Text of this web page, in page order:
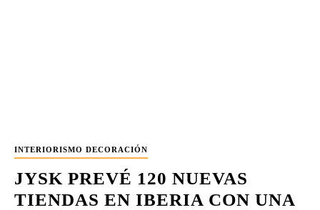
INTERIORISMO DECORACIÓN
JYSK PREVÉ 120 NUEVAS
TIENDAS EN IBERIA CON UNA